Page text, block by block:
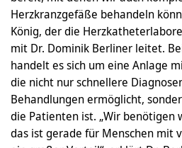
Herzkranzgefäße behandeln
König, der die
mit Dr. Dominik Berliner leitet.
handelt es sich um eine Anlage
die nicht nur schnellere
Behandlungen ermöglicht,
die Patienten ist. „Wir
das ist gerade für Menschen mit